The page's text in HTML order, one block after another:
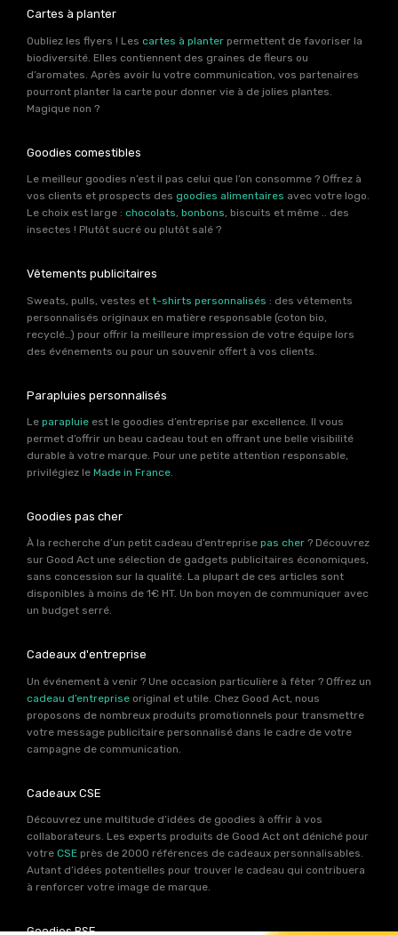
Cartes à planter
Oubliez les flyers ! Les cartes à planter permettent de favoriser la
biodiversité. Elles contiennent des graines de fleurs ou
d’aromates. Après avoir lu votre communication, vos partenaires
pourront planter la carte pour donner vie à de jolies plantes.
Magique non ?
Goodies comestibles
Le meilleur goodies n’est il pas celui que l’on consomme ? Offrez à
vos clients et prospects des goodies alimentaires avec votre logo.
Le choix est large : chocolats, bonbons, biscuits et même .. des
insectes ! Plutôt sucré ou plutôt salé ?
Vêtements publicitaires
Sweats, pulls, vestes et t-shirts personnalisés : des vêtements
personnalisés originaux en matière responsable (coton bio,
recyclé…) pour offrir la meilleure impression de votre équipe lors
des événements ou pour un souvenir offert à vos clients.
Parapluies personnalisés
Le parapluie est le goodies d’entreprise par excellence. Il vous
permet d’offrir un beau cadeau tout en offrant une belle visibilité
durable à votre marque. Pour une petite attention responsable,
privilégiez le Made in France.
Goodies pas cher
À la recherche d’un petit cadeau d’entreprise pas cher ? Découvrez
sur Good Act une sélection de gadgets publicitaires économiques,
sans concession sur la qualité. La plupart de ces articles sont
disponibles à moins de 1€ HT. Un bon moyen de communiquer avec
un budget serré.
Cadeaux d'entreprise
Un événement à venir ? Une occasion particulière à fêter ? Offrez un
cadeau d’entreprise original et utile. Chez Good Act, nous
proposons de nombreux produits promotionnels pour transmettre
votre message publicitaire personnalisé dans le cadre de votre
campagne de communication.
Cadeaux CSE
Découvrez une multitude d’idées de goodies à offrir à vos
collaborateurs. Les experts produits de Good Act ont déniché pour
votre CSE près de 2000 références de cadeaux personnalisables.
Autant d’idées potentielles pour trouver le cadeau qui contribuera
à renforcer votre image de marque.
Goodies RSE